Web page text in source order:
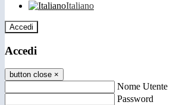
Italiano
Accedi
Accedi
button close ×
Nome Utente
Password